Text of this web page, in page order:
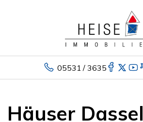
05531 / 3635
Häuser Dassel